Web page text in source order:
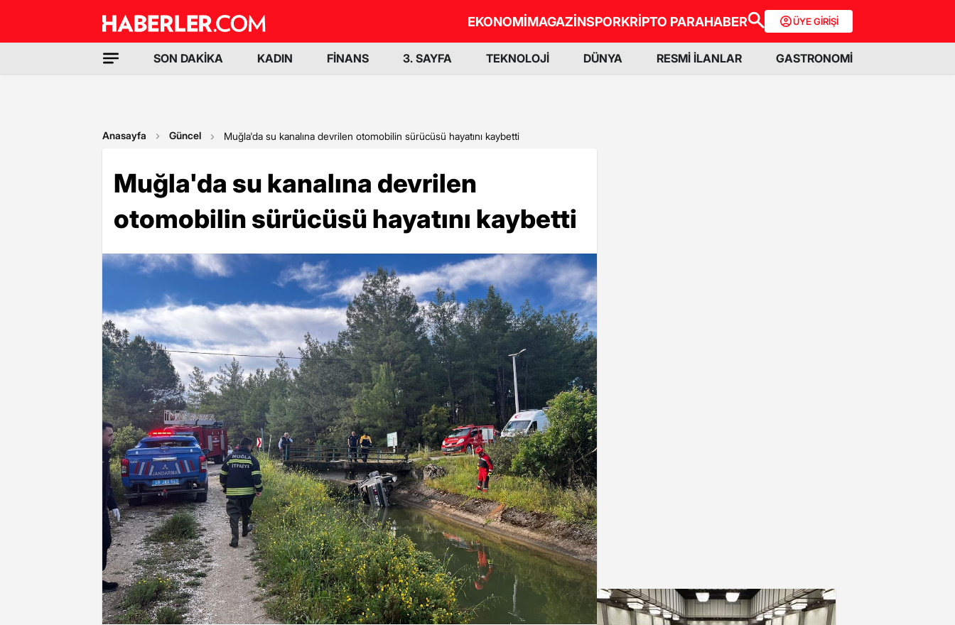
EKONOMİMAGAZİNSPORKRİPTO PARAHABER ÜYE GİRİŞİ
SON DAKİKA KADIN FİNANS 3. SAYFA TEKNOLOJİ DÜNYA RESMİ İLANLAR GASTRONOMİ
Anasayfa Güncel Muğla'da su kanalına devrilen otomobilin sürücüsü hayatını kaybetti
Muğla'da su kanalına devrilen
otomobilin sürücüsü hayatını kaybetti